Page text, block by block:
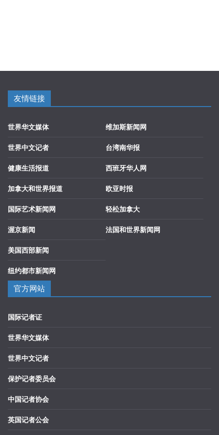
友情链接
世界华文媒体
世界中文记者
健康生活报道
加拿大和世界报道
国际艺术新闻网
渥京新闻
美国西部新闻
纽约都市新闻网
维加斯新闻网
台湾南华报
西班牙华人网
欧亚时报
轻松加拿大
法国和世界新闻网
官方网站
国际记者证
世界华文媒体
世界中文记者
保护记者委员会
中国记者协会
英国记者公会